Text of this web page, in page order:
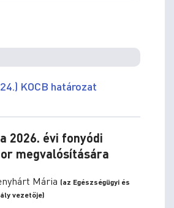
KOCB határozat
2026. évi fonyódi
megvalósítására
Mária (az Egészségügyi és
vezetője)